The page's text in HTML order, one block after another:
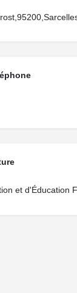
et d'Éducation